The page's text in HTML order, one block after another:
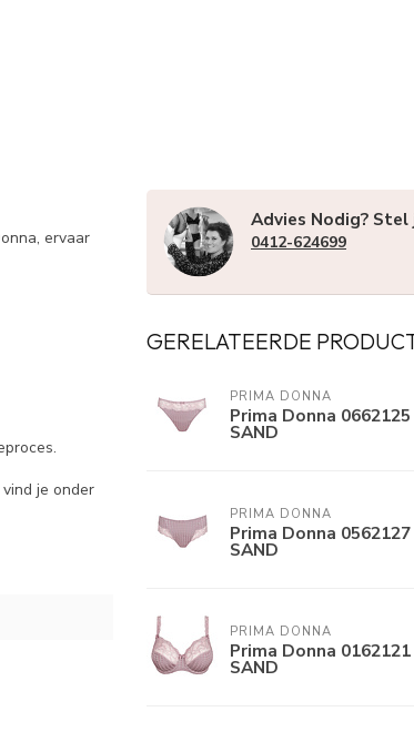
ervaar
je onder
Advies Nodig?
0412-624699
GERELATEERDE
PRIMA DONNA
Prima Donna
SAND
PRIMA DONNA
Prima Donna
SAND
PRIMA DONNA
Prima Donna
SAND